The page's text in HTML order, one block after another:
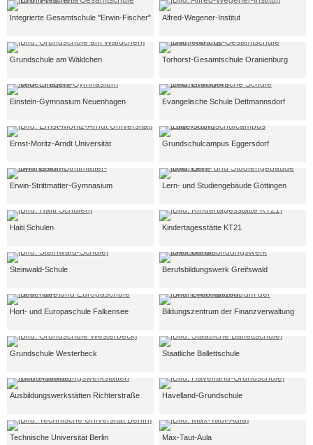
Integrierte Gesamtschule "Erwin-Fischer" Alfred-Wegener-Institut
Grundschule am Wäldchen Torhorst-Gesamtschule Oranienburg
Einstein-Gymnasium Neuenhagen Evangelische Schule Dettmannsdorf
Ernst-Moritz-Arndt Universität Grundschulcampus Eggersdorf
Erwin-Strittmatter-Gymnasium Lern- und Studiengebäude Göttingen
Haiti Schulen Kindertagesstätte KT21
Steinwald-Schule Berufsbildungswerk Greifswald
Hort- und Europaschule Falkensee Bildungszentrum der Finanzverwaltung
Grundschule Westerbeck Staatliche Ballettschule
Ausbildungswerkstätten Richterstraße Havelland-Grundschule
Technische Universität Berlin Max-Taut-Aula